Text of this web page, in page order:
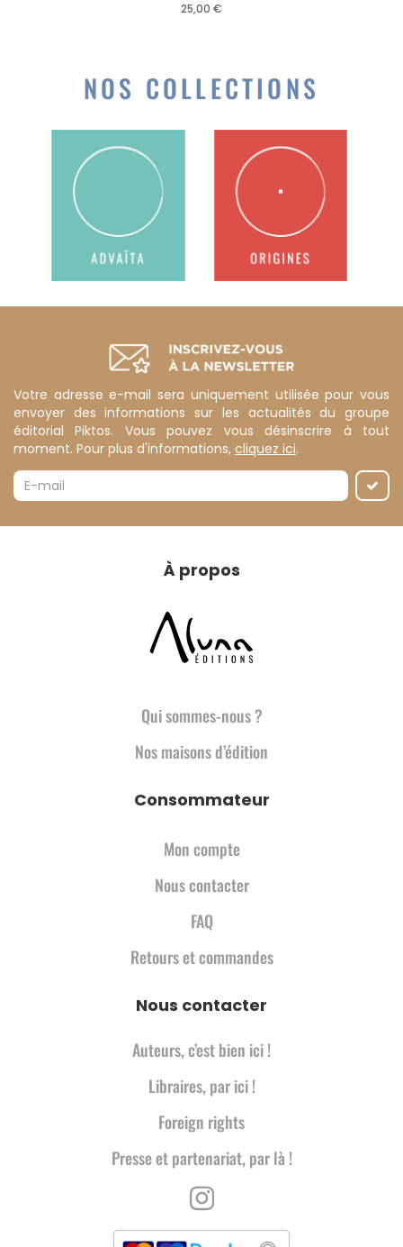
25,00 €
NOS COLLECTIONS
Votre adresse e-mail sera uniquement utilisée pour vous
envoyer des informations sur les actualités du groupe
éditorial Piktos. Vous pouvez vous désinscrire à tout
moment. Pour plus d'informations, cliquez ici.
À propos
Qui sommes-nous ?
Nos maisons d’édition
Consommateur
Mon compte
Nous contacter
FAQ
Retours et commandes
Nous contacter
Auteurs, c’est bien ici !
Libraires, par ici !
Foreign rights
Presse et partenariat, par là !